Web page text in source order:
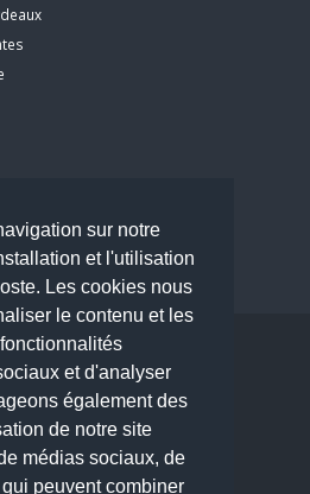
sur notre
et l'utilisation
Les cookies nous
le contenu et les
et d'analyser
également des
de notre site
médias sociaux, de
peuvent combiner